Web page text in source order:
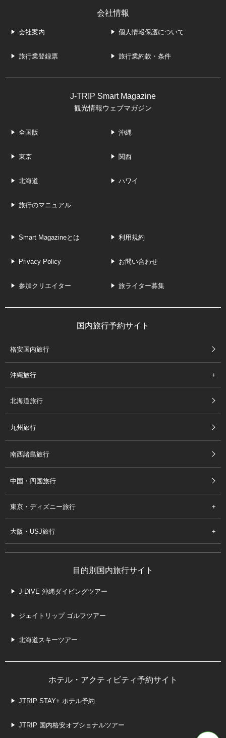
会社情報
会社案内 個人情報保護について
旅行業登録票 旅行業約款・条件
J-TRIP Smart Magazine
観光情報ウェブマガジン
全国版 沖縄
東京 関西
北海道 ハワイ
旅行のマニュアル
Smart Magazineとは 利用規約
Privacy Policy お問い合わせ
参加クリエイター 旅ライター募集
国内旅行予約サイト
格安国内旅行
沖縄旅行
北海道旅行
九州旅行
南西諸島旅行
中国・四国旅行
東京・ディズニー旅行
大阪・USJ旅行
目的別国内旅行サイト
J-DIVE 沖縄ダイビングツアー
ジェイトリップ ゴルフツアー
北海道スキーツアー
ホテル・アクティビティ予約サイト
JTRIP STAY+ ホテル予約
JTRIP 国内格安オプショナルツアー